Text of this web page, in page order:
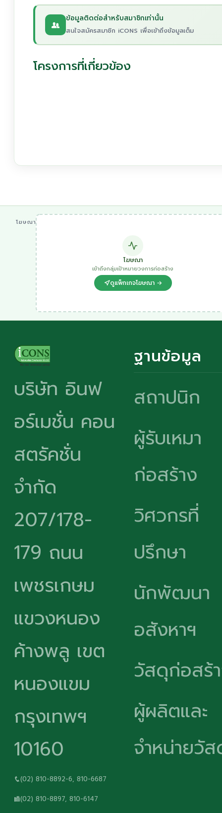
ข้อมูลติดต่อสำหรับสมาชิกเท่านั้น
สนใจสมัครสมาชิก iCONS เพื่อเข้าถึงข้อมูลเต็ม
โครงการที่เกี่ยวข้อง
โฆษณา
โฆษณา
เข้าถึงกลุ่มเป้าหมายวงการก่อสร้าง
ดูแพ็กเกจโฆษณา →
บริษัท อินฟ
อร์เมชั่น คอน
สตรัคชั่น
จำกัด
207/178-
179 ถนน
เพชรเกษม
แขวงหนอง
ค้างพลู เขต
หนองแขม
กรุงเทพฯ
10160
(02) 810-8892-6, 810-6687
(02) 810-8897, 810-6147
ฐานข้อมูล
สถาปนิก
ผู้รับเหมา
ก่อสร้าง
วิศวกรที่
ปรึกษา
นักพัฒนา
อสังหาฯ
วัสดุก่อสร้
ผู้ผลิตและ
จำหน่ายวั